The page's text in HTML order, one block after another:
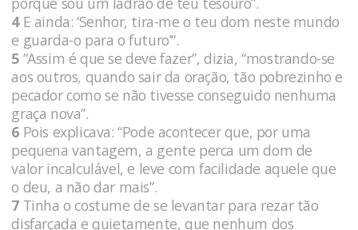
4E ainda: ‘Senhor, tira-me o teu dom neste mundo
e guarda-o para o futuro’“.
5 “Assim é que se deve fazer”, dizia, “mostrando-se
aos outros, quando sair da oração, tão pobrezinho e
pecador como se não tivesse conseguido nenhuma
graça nova”.
6 Pois explicava: “Pode acontecer que, por uma
pequena vantagem, a gente perca um dom de
valor incalculável, e leve com facilidade aquele que
o deu, a não dar mais”.
7 Tinha o costume de se levantar para rezar tão
disfarçada e quietamente, que nenhum dos